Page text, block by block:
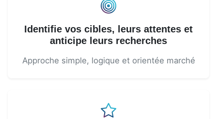
Identifie vos cibles, leurs attentes et
anticipe leurs recherches
Approche simple, logique et orientée marché